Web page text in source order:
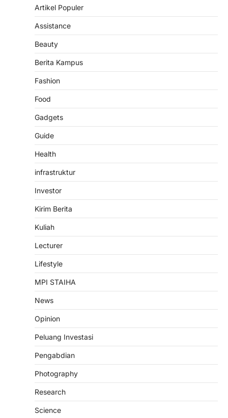
Artikel Populer
Assistance
Beauty
Berita Kampus
Fashion
Food
Gadgets
Guide
Health
infrastruktur
Investor
Kirim Berita
Kuliah
Lecturer
Lifestyle
MPI STAIHA
News
Opinion
Peluang Investasi
Pengabdian
Photography
Research
Science
TRENDS
ke Wordpres karena This site
TRAINING
TRENDS
Gunungmenur: Dari 7 Menjadi 13
Ekonomi Umat
pengabdian kepada masyarakat, Nurul
PENGABDIAN SEMINAR
Seminar Nasional 2024:
Muwafiqus Shobri Dosen STAI
admin December 29, 2024